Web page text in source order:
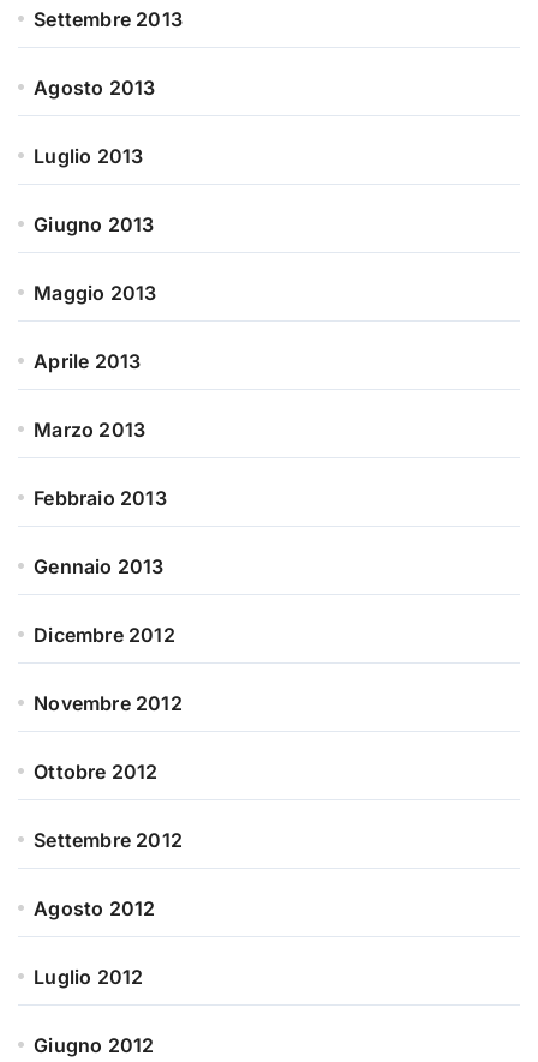
Settembre 2013
Agosto 2013
Luglio 2013
Giugno 2013
Maggio 2013
Aprile 2013
Marzo 2013
Febbraio 2013
Gennaio 2013
Dicembre 2012
Novembre 2012
Ottobre 2012
Settembre 2012
Agosto 2012
Luglio 2012
Giugno 2012